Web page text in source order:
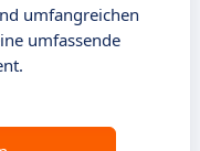
umfangreichen
umfassende